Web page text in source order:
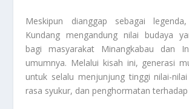
Meskipun dianggap sebagai
Kundang mengandung nilai budaya
bagi masyarakat Minangkabau dan
umumnya. Melalui kisah ini, generasi
untuk selalu menjunjung tinggi nilai-
rasa syukur, dan penghormatan